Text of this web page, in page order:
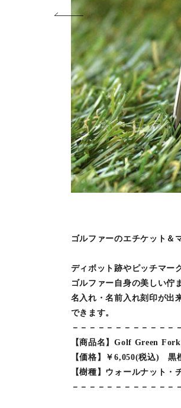
ゴルファーのエチケット＆
ディボット跡やピッチマー
ゴルファー自身の美しい佇
名入れ・名前入れ刻印が出
できます。
－－－－－－－－－－－－
【商品名】Golf Green Fork
【価格】￥6,050(税込) 黒
【樹種】ウォールナット・
－－－－－－－－－－－－